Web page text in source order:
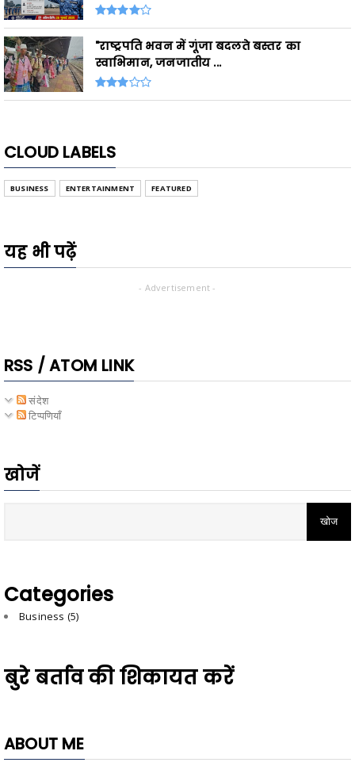
"राष्ट्रपति भवन में गूंजा बदलते बस्तर का
स्वाभिमान, जनजातीय ...
CLOUD LABELS
BUSINESS ENTERTAINMENT FEATURED
यह भी पढ़ें
- Advertisement -
RSS / ATOM LINK
संदेश
टिप्पणियाँ
खोजें
Categories
Business (5)
बुरे बर्ताव की शिकायत करें
ABOUT ME